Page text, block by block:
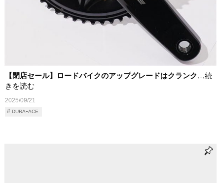
【閉店セール】ロードバイクのアップグレードはクランク…続
きを読む
2025/09/21
DURAｰACE